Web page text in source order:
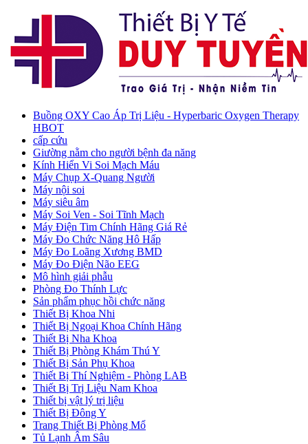
Buồng OXY Cao Áp Trị Liệu - Hyperbaric Oxygen Therapy
HBOT
cấp cứu
Giường nằm cho người bệnh đa năng
Kính Hiển Vi Soi Mạch Máu
Máy Chụp X-Quang Người
Máy nội soi
Máy siêu âm
Máy Soi Ven - Soi Tĩnh Mạch
Máy Điện Tim Chính Hãng Giá Rẻ
Máy Đo Chức Năng Hô Hấp
Máy Đo Loãng Xương BMD
Máy Đo Điện Não EEG
Mô hình giải phẫu
Phòng Đo Thính Lực
Sản phẩm phục hồi chức năng
Thiết Bị Khoa Nhi
Thiết Bị Ngoại Khoa Chính Hãng
Thiết Bị Nha Khoa
Thiết Bị Phòng Khám Thú Y
Thiết Bị Sản Phụ Khoa
Thiết Bị Thí Nghiệm - Phòng LAB
Thiết Bị Trị Liệu Nam Khoa
Thiết bị vật lý trị liệu
Thiết Bị Đông Y
Trang Thiết Bị Phòng Mổ
Tủ Lạnh Âm Sâu